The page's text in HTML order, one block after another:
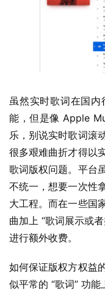
界
W
i
n
1
1
W
i
1
0
虽然实时歌词在国
能，但是像 Apple
乐，别说实时歌词滚
很多艰难曲折才得以
歌词版权问题。平台
不统一，想要一次性
大工程。而在一些国
曲加上 “歌词展示或
进行额外收费。
如何保证版权方权益
似平常的 “歌词” 功能